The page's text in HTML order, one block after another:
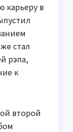
карьеру в
стал
рэпа,
к
второй